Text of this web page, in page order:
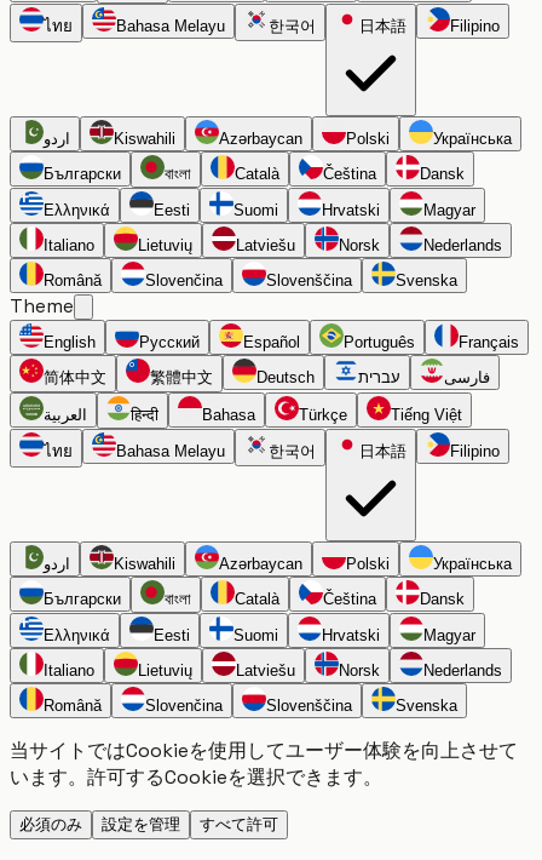
ไทย
Bahasa Melayu 한국어 日本語 Filipino
اردو Kiswahili Azərbaycan Polski
Українська
Български
বাংলা Català Čeština
Dansk
Ελληνικά
Eesti Suomi Hrvatski
Magyar
Italiano
Lietuvių Latviešu Norsk
Nederlands
Română
Slovenčina Slovenščina Svenska
Theme
English Русский Español Português
Français
简体中文
繁體中文 Deutsch עברית فارسی
العربية हिन्दी Bahasa Türkçe
Tiếng Việt
ไทย
Bahasa Melayu 한국어 日本語 Filipino
اردو Kiswahili Azərbaycan Polski
Українська
Български
বাংলা Català Čeština
Dansk
Ελληνικά
Eesti Suomi Hrvatski
Magyar
Italiano
Lietuvių Latviešu Norsk
Nederlands
Română
Slovenčina Slovenščina Svenska
当サイトではCookieを使用してユーザー体験を向上させて
います。許可するCookieを選択できます。
必須のみ 設定を管理 すべて許可